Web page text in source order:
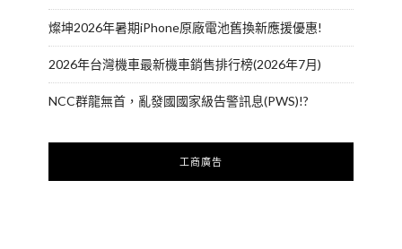
燦坤2026年暑期iPhone原廠電池舊換新應援優惠!
2026年台灣機車最新機車銷售排行榜(2026年7月)
NCC群龍無首，亂發國國家級告警訊息(PWS)!?
工商廣告